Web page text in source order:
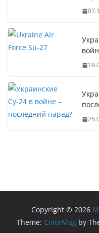
Copyright © 2026
Theme: ColorMag by